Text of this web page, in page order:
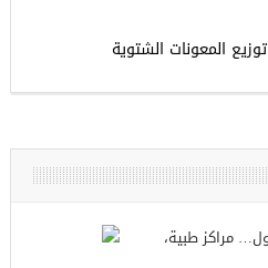
المعونات الشتوية